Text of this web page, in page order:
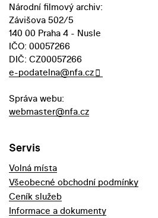
Národní filmový archiv:
Závišova 502/5
140 00 Praha 4 - Nusle
IČO: 00057266
DIČ: CZ00057266
e-podatelna@nfa.cz
Správa webu:
webmaster@nfa.cz
Servis
Volná místa
Všeobecné obchodní podmínky
Ceník služeb
Informace a dokumenty